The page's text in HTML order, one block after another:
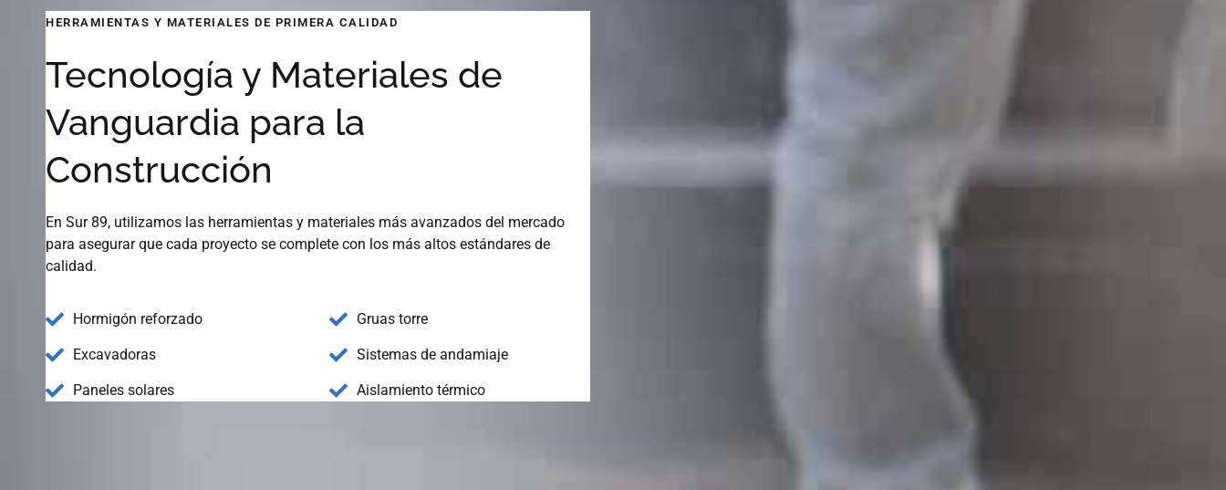
HERRAMIENTAS Y MATERIALES DE PRIMERA CALIDAD
Tecnología y Materiales de
Vanguardia para la
Construcción
En Sur 89, utilizamos las herramientas y materiales más avanzados del mercado
para asegurar que cada proyecto se complete con los más altos estándares de
calidad.
Hormigón reforzado
Excavadoras
Paneles solares
Gruas torre
Sistemas de andamiaje
Aislamiento térmico